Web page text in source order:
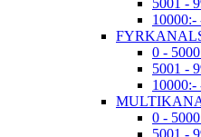
10000:-
0 -
5001 -
10000:-
0 -
5001 -